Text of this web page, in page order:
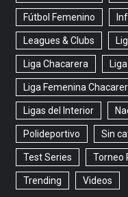
Fútbol Femenino
Leagues & Clubs
Liga Chacarera
Liga Femenina
Ligas del Interior
Polideportivo Sin
Test Series Torneo
Trending Videos